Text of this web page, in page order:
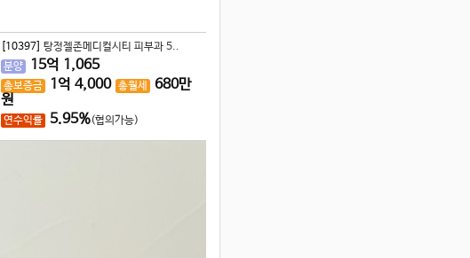
[10397]
탕정젤존메디컬시티 피부과 5..
분양
15억 1,065
총보증금 1억 4,000 총월세 680만
원
연수익률 5.95%(협의가능)